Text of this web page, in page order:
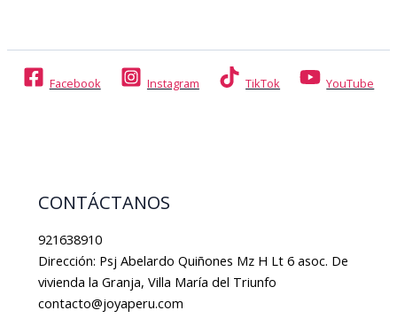
Facebook Instagram TikTok YouTube
CONTÁCTANOS
921638910
Dirección: Psj Abelardo Quiñones Mz H Lt 6 asoc. De
vivienda la Granja, Villa María del Triunfo
contacto@joyaperu.com